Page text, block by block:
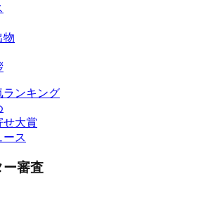
物
ランキング
せ大賞
ース
ー審査